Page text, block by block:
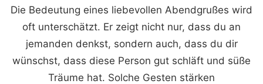
Die Bedeutung eines liebevollen Abendgrußes wird
oft unterschätzt. Er zeigt nicht nur, dass du an
jemanden denkst, sondern auch, dass du dir
wünschst, dass diese Person gut schläft und süße
Träume hat. Solche Gesten stärken